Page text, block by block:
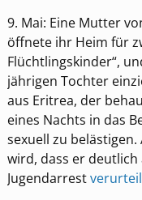
9. Mai: Eine Mutter
öffnete ihr Heim für
Flüchtlingskinder“,
jährigen Tochter
aus Eritrea, der
eines Nachts in das
sexuell zu
wird, dass er
Jugendarrest